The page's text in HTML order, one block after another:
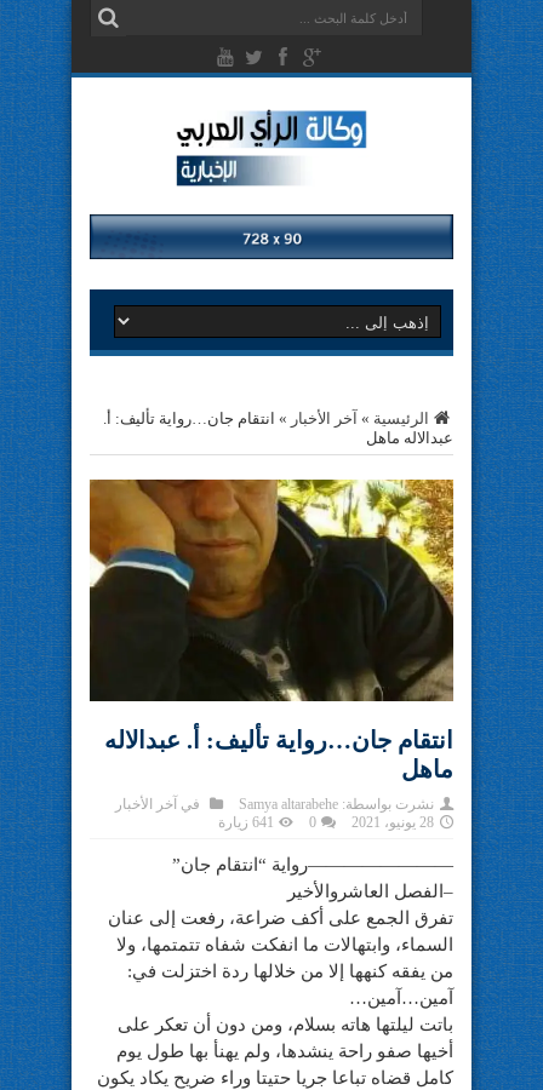
الرئيسية » آخر الأخبار » انتقام جان…رواية تأليف: أ.
عبدالاله ماهل
انتقام جان…رواية تأليف: أ. عبدالاله
ماهل
نشرت بواسطة: Samya altarabehe في آخر الأخبار
28 يونيو، 2021
0 641 زيارة
————————رواية “انتقام جان”
–الفصل العاشروالأخير
تفرق الجمع على أكف ضراعة، رفعت إلى عنان
السماء، وابتهالات ما انفكت شفاه تتمتمها، ولا
من يفقه كنهها إلا من خلالها ردة اختزلت في:
آمين…آمين…
باتت ليلتها هاته بسلام، ومن دون أن تعكر على
أخيها صفو راحة ينشدها، ولم يهنأ بها طول يوم
كامل قضاه تباعا جريا حتيتا وراء ضريح يكاد يكون